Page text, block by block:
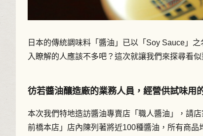
日本的傳統調味料「醬油」已以「Soy Sauce」
入瞭解的人應該不多吧？這次就讓我們來探尋看
彷若醬油釀造廠的業務人員，經營供試味用
本次我們特地造訪醬油專賣店「職人醬油」，請
前橋本店」店內陳列著將近100種醬油，所有商